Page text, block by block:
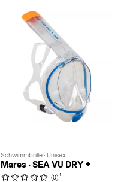
Schwimmbrille · Unisex
Mares · SEA VU DRY +
(0) 1